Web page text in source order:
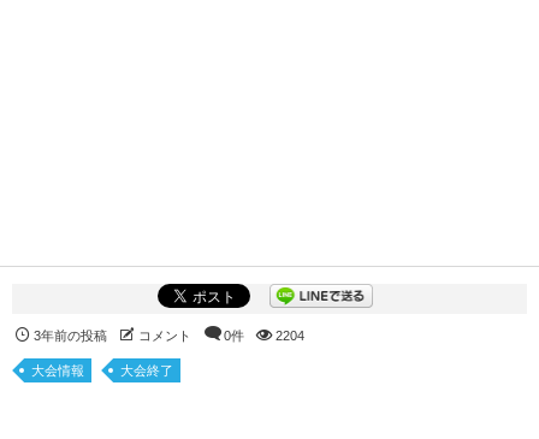
3年前の投稿 コメント 0件 2204
大会情報 大会終了